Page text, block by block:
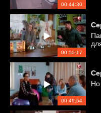
00:44:30
00:50:17
00:49:54
Но